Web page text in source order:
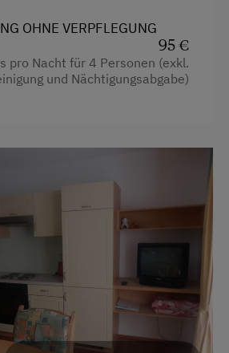
eine Berglandschaft
OHNE VERPFLEGUNG
95 €
pro Nacht für 4 Personen (exkl.
und Nächtigungsabgabe)